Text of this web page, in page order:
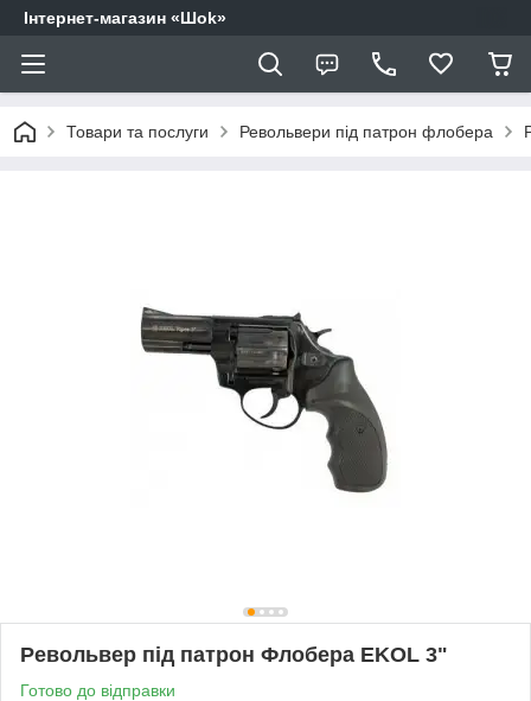
Інтернет-магазин «Шоk»
Товари та послуги Револьвери під патрон флобера
Револьвер під патрон Флобера EKOL 3"
Готово до відправки